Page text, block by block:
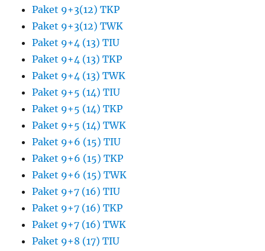
Paket 9+3(12) TKP
Paket 9+3(12) TWK
Paket 9+4 (13) TIU
Paket 9+4 (13) TKP
Paket 9+4 (13) TWK
Paket 9+5 (14) TIU
Paket 9+5 (14) TKP
Paket 9+5 (14) TWK
Paket 9+6 (15) TIU
Paket 9+6 (15) TKP
Paket 9+6 (15) TWK
Paket 9+7 (16) TIU
Paket 9+7 (16) TKP
Paket 9+7 (16) TWK
Paket 9+8 (17) TIU